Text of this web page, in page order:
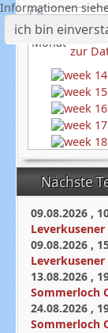
Nächste
09.08.2026 ,
09.08.2026 ,
13.08.2026 ,
Sommerloch
24.08.2026 ,
Sommerloch
Informationen
ich bin
zur